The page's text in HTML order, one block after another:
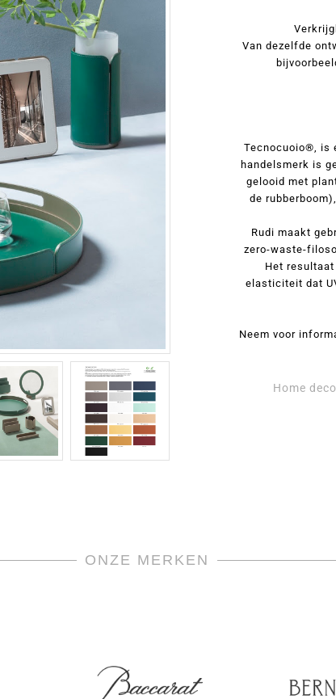
Van dezelfde
Tecnocuoio®, is
handelsmerk is
gelooid met
de
Rudi maakt
zero-waste-
Het
elasticiteit dat
Neem voor
Home
ONZE MERKEN